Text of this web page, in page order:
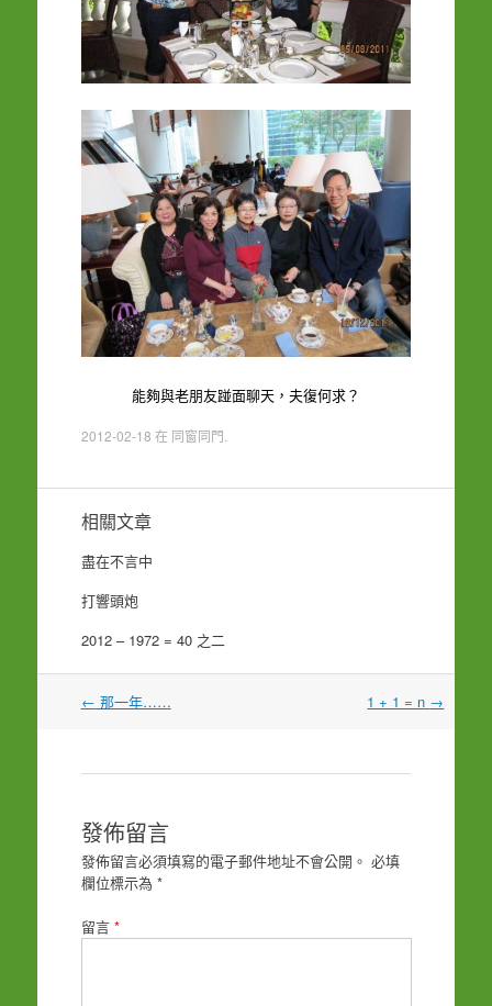
能夠與老朋友踫面聊天，夫復何求？
2012-02-18 在 同窗同門
相關文章
盡在不言中
打響頭炮
2012 – 1972 = 40 之二
文
← 那一年…… 1 + 1 = n →
發佈留言
發佈留言必須填寫的電子郵件地址不會公開。 必填
欄位標示為 *
留言 *